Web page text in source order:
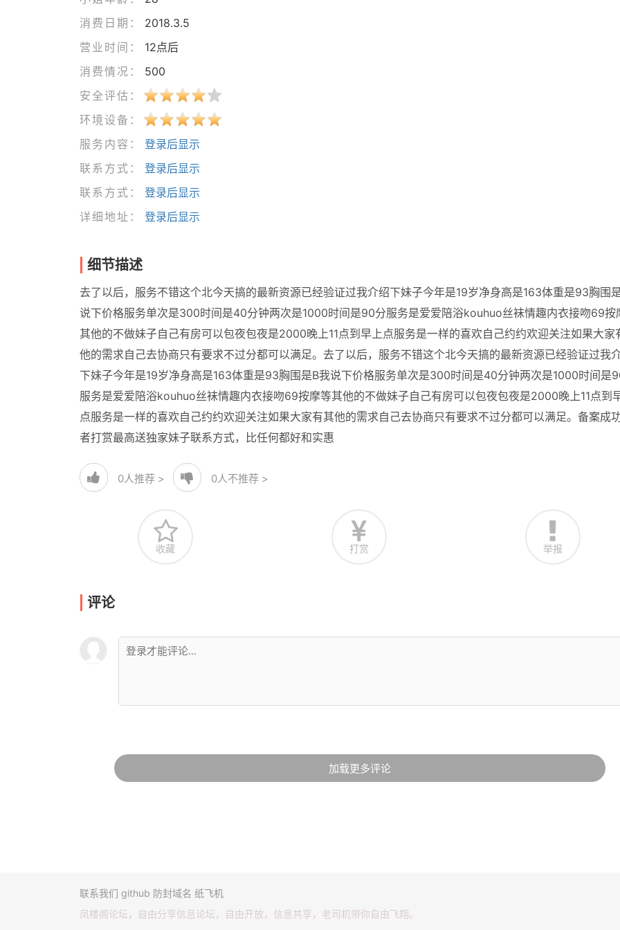
消费日期：
2018.3.5
营业时间：
12点后
消费情况：
500
安全评估：
环境设备：
服务内容：
登录后显示
联系方式：
登录后显示
联系方式：
登录后显示
详细地址：
登录后显示
细节描述
去了以后，服务不错这个北今天搞的最新资源已经验证过我介绍下妹子今年是19岁净身高是163体重是93胸围
说下价格服务单次是300时间是40分钟两次是1000时间是90分服务是爱爱陪浴kouhuo丝袜情趣内衣接吻69按
其他的不做妹子自己有房可以包夜包夜是2000晚上11点到早上点服务是一样的喜欢自己约约欢迎关注如果大家
他的需求自己去协商只有要求不过分都可以满足。去了以后，服务不错这个北今天搞的最新资源已经验证过我
下妹子今年是19岁净身高是163体重是93胸围是B我说下价格服务单次是300时间是40分钟两次是1000时间是
服务是爱爱陪浴kouhuo丝袜情趣内衣接吻69按摩等其他的不做妹子自己有房可以包夜包夜是2000晚上11点到
点服务是一样的喜欢自己约约欢迎关注如果大家有其他的需求自己去协商只有要求不过分都可以满足。备案成
者打赏最高送独家妹子联系方式，比任何都好和实惠
0人推荐 > 0人不推荐 >
收藏 打赏 举报
评论
加载更多评论
联系我们 github 防封域名 纸飞机
凤楼阁论坛，自由分享信息论坛，自由开放，信息共享，老司机带你自由飞翔。